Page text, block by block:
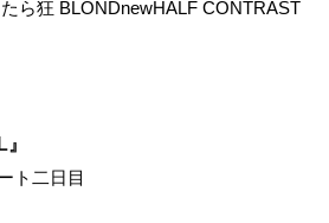
ら狂 BLONDnewHALF CONTRAST
ト二日目